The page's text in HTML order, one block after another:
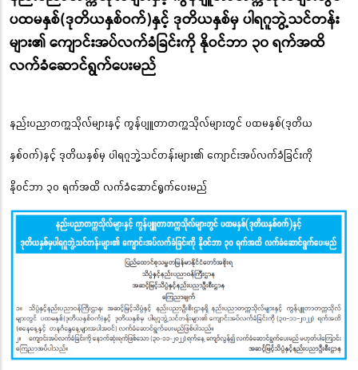
ပထမနှစ်(ဒုတိယနှစ်ဝက်)နှင့် ဒုတိယနှစ်မှ ပါရဂူဘွဲ့သင်တန်း
များ၏ ကျောင်းအပ်လက်ခံခြင်းကို နိုဝင်ဘာ ၃၀ ရက်အထိ
လက်ခံဆောင်ရွက်ပေးမည်
နည်းပညာတက္ကသိုလ်များနှင့် ကွန်ပျူတာတက္ကသိုလ်များတွင် ပထမနှစ်(ဒုတိယ
နှစ်ဝက်)နှင့် ဒုတိယနှစ်မှ ပါရဂူဘွဲ့သင်တန်းများ၏ ကျောင်းအပ်လက်ခံခြင်းကို
နိုဝင်ဘာ ၃၀ ရက်အထိ လက်ခံဆောင်ရွက်ပေးမည်